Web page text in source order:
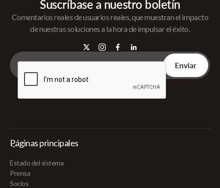
Suscríbase a nuestro boletín
Comentarios reales de usuarios reales, que muestran el impacto
de nuestras soluciones a la hora de impulsar el éxito.
Páginas principales
Estado del sistema
Prensa
Socios